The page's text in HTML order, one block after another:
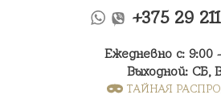
+375 29
Ежедневно с: 9:00 -
Выходной: СБ,
ТАЙНАЯ